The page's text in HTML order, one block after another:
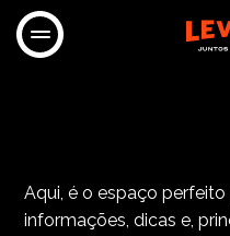
Aqui, é o espaço
informações, dicas e,